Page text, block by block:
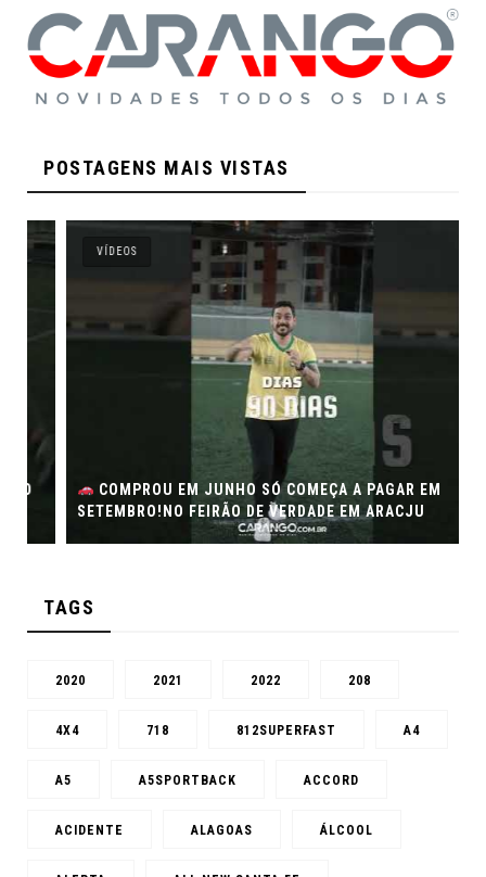
POSTAGENS MAIS VISTAS
VÍDEOS
COMPROU EM JUNHO SÓ COMEÇA A PAGAR EM
SETEMBRO!NO FEIRÃO DE VERDADE EM ARACJU
TAGS
2020 2021 2022 208
4X4 718 812SUPERFAST A4
A5 A5SPORTBACK ACCORD
ACIDENTE ALAGOAS ÁLCOOL